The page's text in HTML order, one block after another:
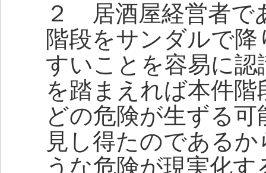
２ 居酒屋経営者で
階段をサンダルで
すいことを容易に
を踏まえれば本件
どの危険が生ずる
見し得たのである
うな危険が現実化